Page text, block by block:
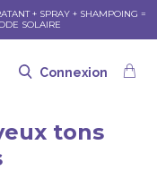
+ SPRAY + SHAMPOING =
SOLAIRE
Connexion
tons